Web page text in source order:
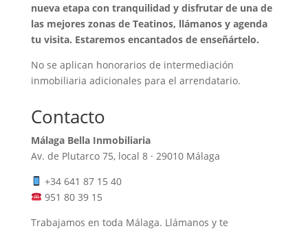
nueva etapa con tranquilidad y disfrutar de una de
las mejores zonas de Teatinos, llámanos y agenda
tu visita. Estaremos encantados de enseñártelo.
No se aplican honorarios de intermediación
inmobiliaria adicionales para el arrendatario.
Contacto
Málaga Bella Inmobiliaria
Av. de Plutarco 75, local 8 · 29010 Málaga
+34 641 87 15 40
951 80 39 15
Trabajamos en toda Málaga. Llámanos y te